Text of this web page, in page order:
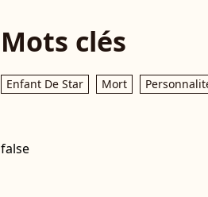
Mots clés
Enfant De Star Mort
false